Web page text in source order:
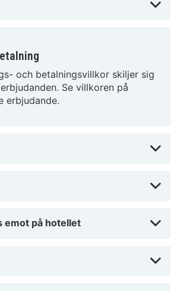
och 0,5 km från State Gallery of
i Krems
och betalningsvillkor skiljer sig
Se villkoren på
erbjudande.
emot på hotellet